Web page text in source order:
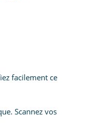
facilement ce
Scannez vos